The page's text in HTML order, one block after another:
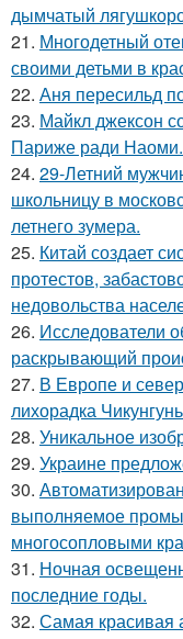
дымчатый
21. Многодетный
своими детьми в
22. Аня пересильд
23. Майкл джексон
Париже ради Наоми.
24. 29-Летний
школьницу в
летнего зумера.
25. Китай создает
протестов,
недовольства
26. Исследователи
раскрывающий
27. В Европе и
лихорадка
28. Уникальное
29. Украине
30.
выполняемое
многосопловыми
31. Ночная
последние годы.
32. Самая красивая